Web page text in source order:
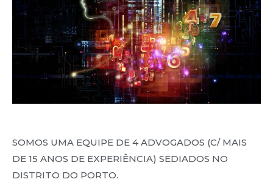
SOMOS UMA EQUIPE DE 4 ADVOGADOS (C/ MAIS
DE 15 ANOS DE EXPERIÊNCIA) SEDIADOS NO
DISTRITO DO PORTO.